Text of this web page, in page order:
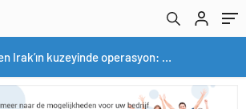
MİT’ten Irak’ın kuzeyinde operasyon: Ramazan Güneş Türkiye’ye getirildi